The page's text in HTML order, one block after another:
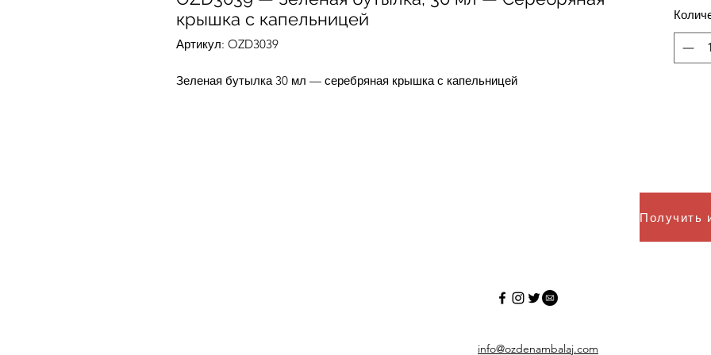
крышка с капельницей
Артикул: OZD3039
Зеленая бутылка 30 мл — серебряная крышка с капельницей
info@ozdenambalaj.com